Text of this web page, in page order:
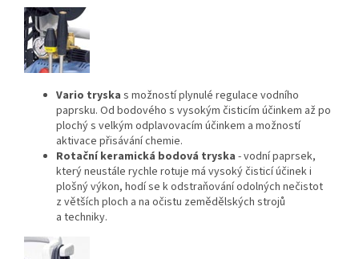
Vario tryska s možností plynulé regulace vodního
paprsku. Od bodového s vysokým čisticím účinkem až po
plochý s velkým odplavovacím účinkem a možností
aktivace přisávání chemie.
Rotační keramická bodová tryska - vodní paprsek,
který neustále rychle rotuje má vysoký čisticí účinek i
plošný výkon, hodí se k odstraňování odolných nečistot
z větších ploch a na očistu zemědělských strojů
a techniky.